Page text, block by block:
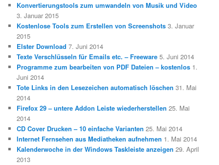
Konvertierungstools zum umwandeln von Musik und Video
3. Januar 2015
Kostenlose Tools zum Erstellen von Screenshots 3. Januar
2015
Elster Download 7. Juni 2014
Texte Verschlüsseln für Emails etc. – Freeware 5. Juni 2014
Programme zum bearbeiten von PDF Dateien – kostenlos 1.
Juni 2014
Tote Links in den Lesezeichen automatisch löschen 31. Mai
2014
Firefox 29 – untere Addon Leiste wiederherstellen 25. Mai
2014
CD Cover Drucken – 10 einfache Varianten 25. Mai 2014
Internet Fernsehen aus Mediatheken aufnehmen 1. Mai 2014
Kalenderwoche in der Windows Taskleiste anzeigen 29. April
2013